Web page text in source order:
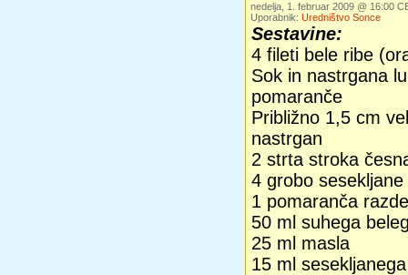
nedelja, 1. februar 2009 @ 16:00
Uporabnik: Uredništvo Sonce
Sestavine:
4 fileti bele ribe
Sok in nastrgana
pomaranče
Približno 1,5 cm
nastrgan
2 strta stroka
4 grobo
1 pomaranča
50 ml suhega
25 ml masla
15 ml